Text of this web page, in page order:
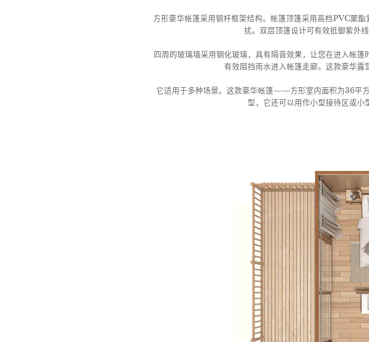
方形豪华帐篷采用钢杆框架结构。帐篷顶篷采用高档PVC聚
扰。双层顶篷设计可有效抵御紫外
四周的玻璃墙采用钢化玻璃，具有隔音效果，让您在进入帐
有效阻挡雨水进入帐篷走廊。这款豪华露
它适用于多种场景。这款豪华帐篷——方形室内面积为36平
型，它还可以用作小型接待区或小